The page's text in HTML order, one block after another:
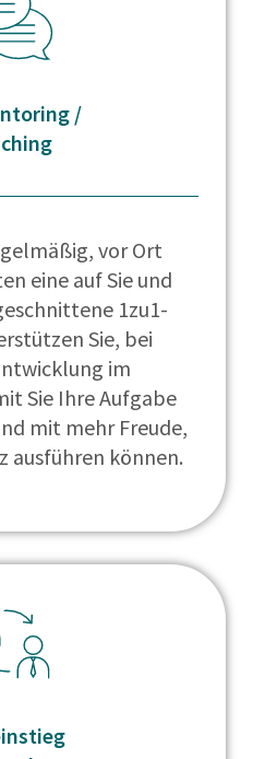
/
vor Ort
eine auf Sie und
1zu1-
Sie, bei
im
Sie Ihre Aufgabe
mit mehr Freude,
ausführen können.